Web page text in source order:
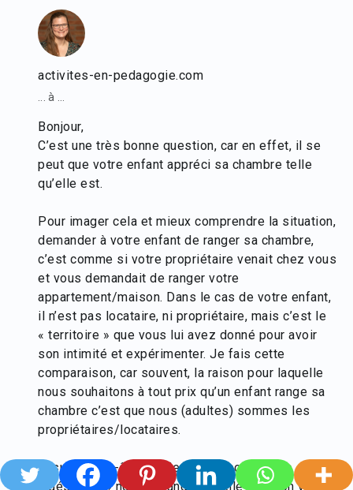
activites-en-pedagogie.com
... à ...
Bonjour,
C’est une très bonne question, car en effet, il se
peut que votre enfant appréci sa chambre telle
qu’elle est.
Pour imager cela et mieux comprendre la situation,
demander à votre enfant de ranger sa chambre,
c’est comme si votre propriétaire venait chez vous
et vous demandait de ranger votre
appartement/maison. Dans le cas de votre enfant,
il n’est pas locataire, ni propriétaire, mais c’est le
« territoire » que vous lui avez donné pour avoir
son intimité et expérimenter. Je fais cette
comparaison, car souvent, la raison pour laquelle
nous souhaitons à tout prix qu’un enfant range sa
chambre c’est que nous (adultes) sommes les
propriétaires/locataires.
Ensuite, peut-être se demander pourquoi le
« désordre » nous dérange? Quelle émotion vient